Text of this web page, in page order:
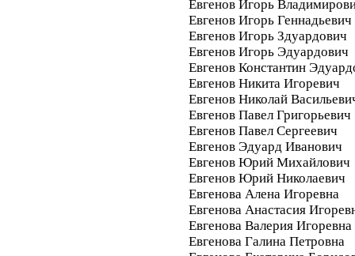
Евгенов Игорь
Евгенов Игорь Геннадьевич
Евгенов Игорь Здуардович
Евгенов Игорь Эдуардович
Евгенов Константин
Евгенов Никита Игоревич
Евгенов Николай
Евгенов Павел Григорьевич
Евгенов Павел Сергеевич
Евгенов Эдуард Иванович
Евгенов Юрий Михайлович
Евгенов Юрий Николаевич
Евгенова Алена Игоревна
Евгенова Анастасия
Евгенова Валерия Игоревна
Евгенова Галина Петровна